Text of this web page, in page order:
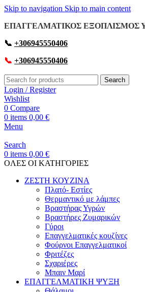
Skip to navigation Skip to main content
ΕΠΑΓΓΕΛΜΑΤΙΚΟΣ ΕΞΟΠΛΙΣΜΟΣ
📞 +306945550406
📞 +306945550406
Search
Login / Register
Wishlist
0 Compare
0 items 0,00 €
Menu
Search
0 items 0,00 €
OΛΕΣ ΟΙ ΚΑΤΗΓΟΡΙΕΣ
ΖΕΣΤΗ ΚΟΥΖΙΝΑ
Πλατό- Εστίες
Θερμαντικό με λάμπες
Βραστήρας Υγρών
Βραστήρες Ζυμαρικών
Γύροι
Επαγγελματικές κουζίνες
Φούρνοι Επαγγελματικοί
Φριτέζες
Σχαριέρες
Μπαιν Μαρί
ΕΠΑΓΓΕΛΜΑΤΙΚΗ ΨΥΞΗ